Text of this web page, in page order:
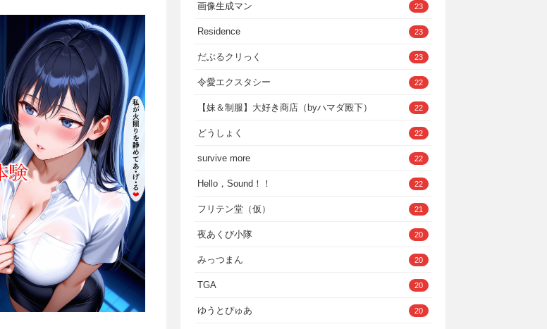
画像生成マン 23
Residence 23
だぶるクリっく 23
令愛エクスタシー 22
【妹＆制服】大好き商店（byハマダ殿下） 22
どうしょく 22
survive more 22
Hello，Sound！！ 22
フリテン堂（仮） 21
夜あくび小隊 20
みっつまん 20
TGA 20
ゆうとぴゅあ 20